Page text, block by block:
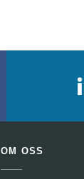
OM OSS